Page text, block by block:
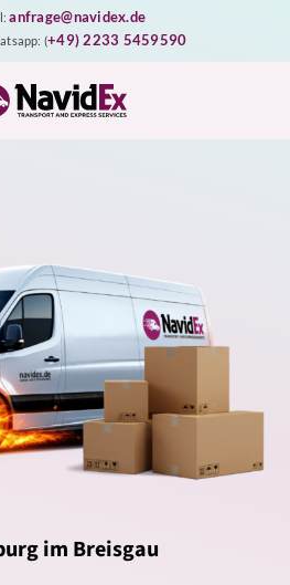
anfrage@navidex.de
(+49) 2233 5459590
im Breisgau